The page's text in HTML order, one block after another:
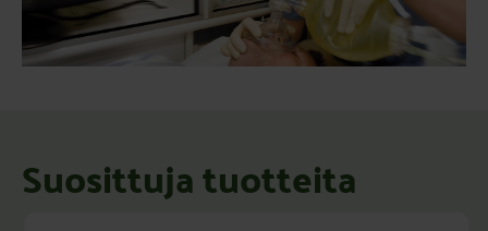
Suosittuja tuotteita